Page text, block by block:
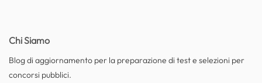
Chi Siamo
Blog di aggiornamento per la preparazione di test e selezioni per
concorsi pubblici.